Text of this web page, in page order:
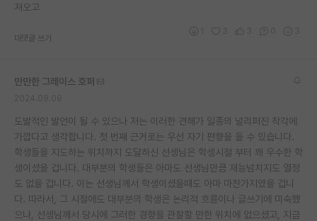
져오고
대댓글 쓰기
만만한 그레이스 호퍼
도발적인 발언이 될 수 있으나 저는 이러한 견해가 일종의 널리퍼진 착각에
가깝다고 생각합니다. 첫 번째 근거로는 우선 자기 편향을 들 수 있습니다.
학생들을 지도하는 위치까지 도달하신 선생님은 학생시절 부터 꽤 우수한 학
생이셨을 겁니다. 대부분의 학생들은 아마도 선생님만큼 재능넘치지도 열정
도 없을 겁니다. 이는 선생님께서 학생이셨을때도 아마 마찬가지였을 겁니
다. 따라서, 그 시절에도 대부분의 학생은 논리적 흐름이나 글쓰기에 미숙했
으나, 선생님께서 당시에 그러한 경향을 관찰할 만한 위치에 없으셨고, 지금